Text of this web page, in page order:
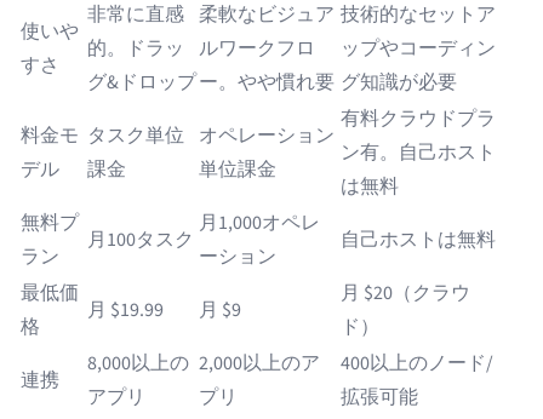
使いや
すさ
非常に直感
的。ドラッ
グ&ドロップ
柔軟なビジュア
ルワークフロ
ー。やや慣れ要
技術的なセットア
ップやコーディン
グ知識が必要
料金モ
デル
タスク単位
課金
オペレーション
単位課金
有料クラウドプラ
ン有。自己ホスト
は無料
無料プ
ラン
月100タスク
月1,000オペレ
ーション
自己ホストは無料
最低価
格
月 $19.99 月 $9
月 $20（クラウ
ド）
連携
8,000以上の
アプリ
2,000以上のア
プリ
400以上のノード/
拡張可能